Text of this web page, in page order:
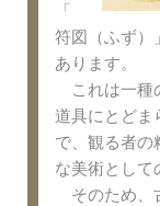
「
符図（ふず）
あります。
これは一種
道具にとどま
で、観る者の
な美術として
そのため、